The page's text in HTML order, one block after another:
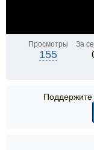
Просмотры
155
За